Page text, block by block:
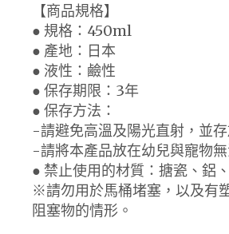
【商品規格】
● 規格：450ml
● 產地：日本
● 液性：鹼性
● 保存期限：3年
● 保存方法：
-請避免高溫及陽光直射，並
-請將本產品放在幼兒與寵物無
● 禁止使用的材質：搪瓷、鋁
※請勿用於馬桶堵塞，以及有
阻塞物的情形。